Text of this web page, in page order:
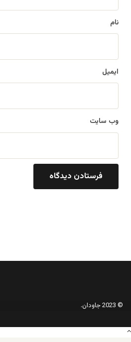
نام
ایمیل
وب‌ سایت
© 2023 جاودان.